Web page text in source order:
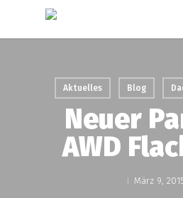
Aktuelles Blog
Neuer
AWD
März 9,